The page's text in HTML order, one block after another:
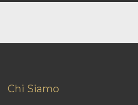
Chi Siamo